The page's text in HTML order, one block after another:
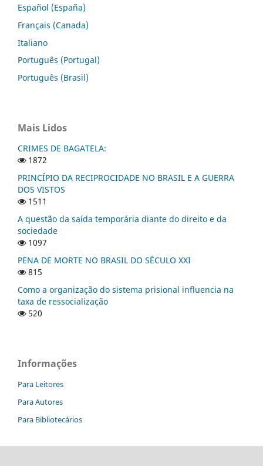
Español (España)
Français (Canada)
Italiano
Português (Portugal)
Português (Brasil)
Mais Lidos
CRIMES DE BAGATELA:
1872
PRINCÍPIO DA RECIPROCIDADE NO BRASIL E A GUERRA
DOS VISTOS
1511
A questão da saída temporária diante do direito e da
sociedade
1097
PENA DE MORTE NO BRASIL DO SÉCULO XXI
815
Como a organização do sistema prisional influencia na
taxa de ressocialização
520
Informações
Para Leitores
Para Autores
Para Bibliotecários